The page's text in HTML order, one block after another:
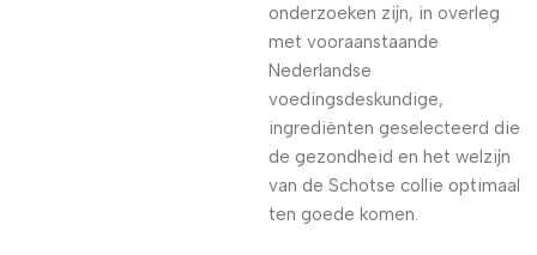
onderzoeken zijn, in overleg
met vooraanstaande
Nederlandse
voedingsdeskundige,
ingrediënten geselecteerd die
de gezondheid en het welzijn
van de Schotse collie optimaal
ten goede komen.